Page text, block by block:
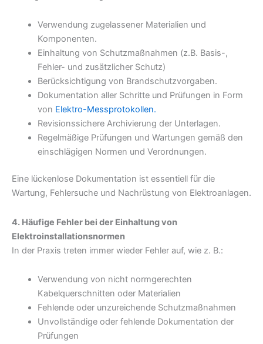
Verwendung zugelassener Materialien und
Komponenten.
Einhaltung von Schutzmaßnahmen (z.B. Basis-,
Fehler- und zusätzlicher Schutz)
Berücksichtigung von Brandschutzvorgaben.
Dokumentation aller Schritte und Prüfungen in Form
von Elektro-Messprotokollen.
Revisionssichere Archivierung der Unterlagen.
Regelmäßige Prüfungen und Wartungen gemäß den
einschlägigen Normen und Verordnungen.
Eine lückenlose Dokumentation ist essentiell für die
Wartung, Fehlersuche und Nachrüstung von Elektroanlagen.
4. Häufige Fehler bei der Einhaltung von
Elektroinstallationsnormen
In der Praxis treten immer wieder Fehler auf, wie z. B.:
Verwendung von nicht normgerechten
Kabelquerschnitten oder Materialien
Fehlende oder unzureichende Schutzmaßnahmen
Unvollständige oder fehlende Dokumentation der
Prüfungen